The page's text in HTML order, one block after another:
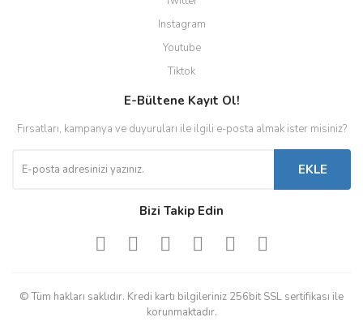
Instagram
Youtube
Tiktok
E-Bültene Kayıt Ol!
Fırsatları, kampanya ve duyuruları ile ilgili e-posta almak ister misiniz?
EKLE
Bizi Takip Edin
© Tüm hakları saklıdır. Kredi kartı bilgileriniz 256bit SSL sertifikası ile
korunmaktadır.